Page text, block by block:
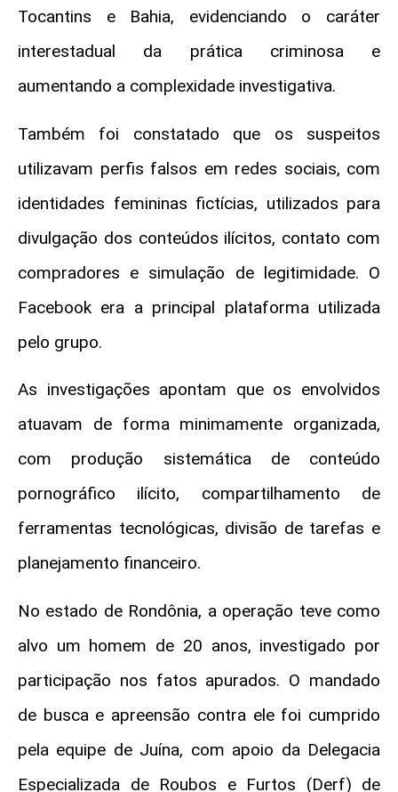
Tocantins e Bahia, evidenciando o caráter
interestadual da prática criminosa e
aumentando a complexidade investigativa.
Também foi constatado que os suspeitos
utilizavam perfis falsos em redes sociais, com
identidades femininas fictícias, utilizados para
divulgação dos conteúdos ilícitos, contato com
compradores e simulação de legitimidade. O
Facebook era a principal plataforma utilizada
pelo grupo.
As investigações apontam que os envolvidos
atuavam de forma minimamente organizada,
com produção sistemática de conteúdo
pornográfico ilícito, compartilhamento de
ferramentas tecnológicas, divisão de tarefas e
planejamento financeiro.
No estado de Rondônia, a operação teve como
alvo um homem de 20 anos, investigado por
participação nos fatos apurados. O mandado
de busca e apreensão contra ele foi cumprido
pela equipe de Juína, com apoio da Delegacia
Especializada de Roubos e Furtos (Derf) de